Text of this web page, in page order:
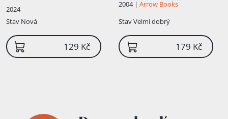
2024
Stav Nová
129 Kč
2004 | Arrow Books
StavVelmi dobrý
179 Kč